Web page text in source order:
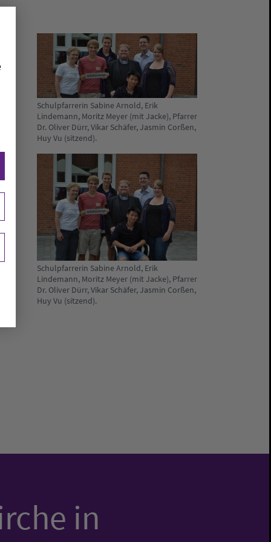
Schulpfarrerin Sabine Arnold, Erik
Lindemann, Moritz Meyer (mit Jacke), Pfarrer
Dr. Oliver Dürr, Vikar Schäfer, Jasmin Corßen,
Huy Vu (sitzend).
Schulpfarrerin Sabine Arnold, Erik
Lindemann, Moritz Meyer (mit Jacke), Pfarrer
Dr. Oliver Dürr, Vikar Schäfer, Jasmin Corßen,
Huy Vu (sitzend).
in